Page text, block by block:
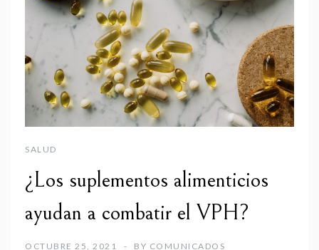
SALUD
¿Los suplementos alimenticios
ayudan a combatir el VPH?
OCTUBRE 25, 2021 BY COMUNICADOS